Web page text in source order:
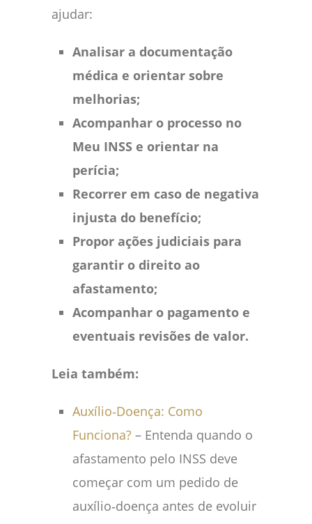
ajudar:
Analisar a documentação
médica e orientar sobre
melhorias;
Acompanhar o processo no
Meu INSS e orientar na
perícia;
Recorrer em caso de negativa
injusta do benefício;
Propor ações judiciais para
garantir o direito ao
afastamento;
Acompanhar o pagamento e
eventuais revisões de valor.
Leia também:
Auxílio‑Doença: Como
Funciona? – Entenda quando o
afastamento pelo INSS deve
começar com um pedido de
auxílio‑doença antes de evoluir